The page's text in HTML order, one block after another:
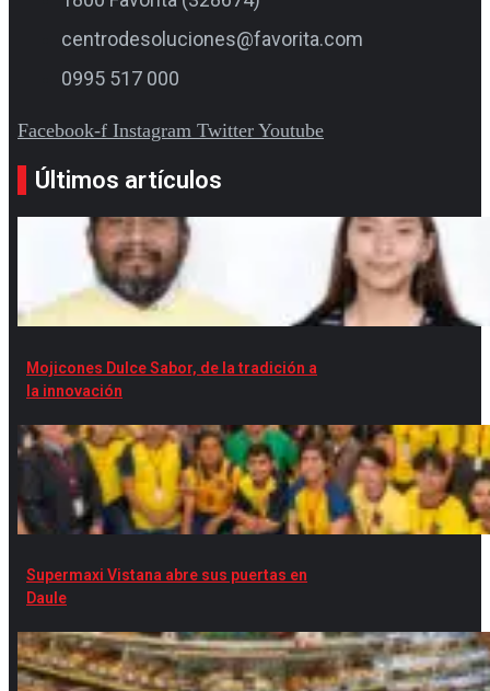
centrodesoluciones@favorita.com
0995 517 000
Facebook-f Instagram Twitter Youtube
Últimos artículos
Mojicones Dulce Sabor, de la tradición a
la innovación
Supermaxi Vistana abre sus puertas en
Daule